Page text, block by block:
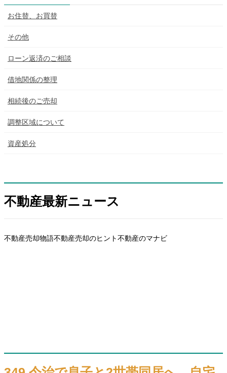
お住替、お買替
その他
ローン返済のご相談
借地関係の整理
相続後のご売却
調整区域について
資産処分
不動産最新ニュース
不動産売却物語不動産売却のヒント不動産のマナビ